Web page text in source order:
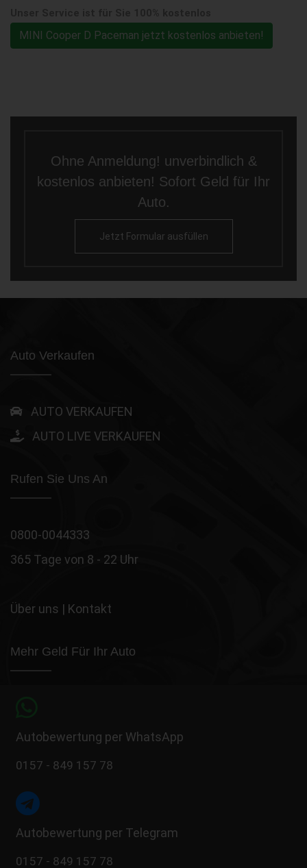
MINI Cooper D Paceman jetzt kostenlos anbieten!
Ohne Anmeldung! unverbindlich &
kostenlos anbieten! Sofort Geld für Ihr
Auto.
Jetzt Formular ausfüllen
Auto Verkaufen
AUTO VERKAUFEN
AUTO LIVE VERKAUFEN
Rufen Sie Uns An
0800-0044333
365 Tage von 8 - 22 Uhr
Über uns | Kontakt
Mehr Geld Für Ihr Auto
Autobewertung per WhatsApp
0157 - 849 157 78
Autobewertung per Telegram
0157 - 849 157 78